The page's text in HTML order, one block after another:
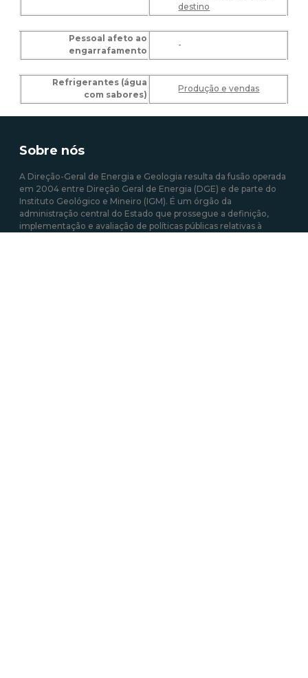
destino
Pessoal afeto ao
engarrafamento
-
Refrigerantes (água
com sabores)
Produção e vendas
Sobre nós
A Direção-Geral de Energia e Geologia resulta da fusão operada
em 2004 entre Direção Geral de Energia (DGE) e de parte do
Instituto Geológico e Mineiro (IGM). É um órgão da
administração central do Estado que prossegue a definição,
implementação e avaliação de políticas públicas relativas à